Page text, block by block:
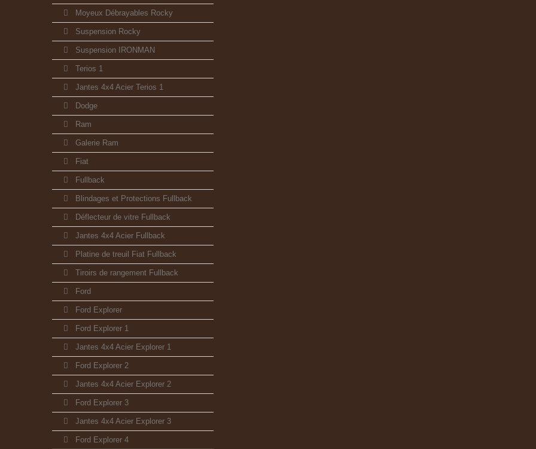
Moyeux Débrayables Rocky
Suspension Rocky
Suspension IRONMAN
Terios 1
Jantes 4x4 Acier Terios 1
Dodge
Ram
Galerie Ram
Fiat
Fullback
Blindages et Protections Fullback
Déflecteur de vitre Fullback
Jantes 4x4 Acier Fullback
Platine de treuil Fiat Fullback
Tiroirs de rangement Fullback
Ford
Ford Explorer
Ford Explorer 1
Jantes 4x4 Acier Explorer 1
Ford Explorer 2
Jantes 4x4 Acier Explorer 2
Ford Explorer 3
Jantes 4x4 Acier Explorer 3
Ford Explorer 4